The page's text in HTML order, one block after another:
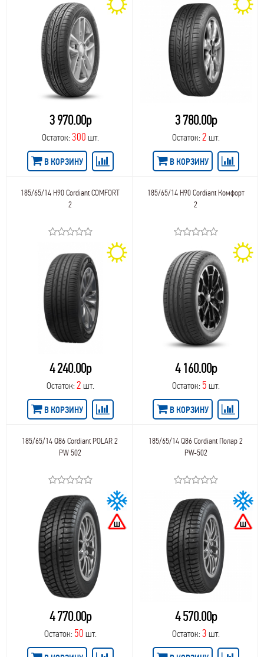
3 970.00р
Остаток: 300 шт.
В КОРЗИНУ
3 780.00р
Остаток:2 шт.
В КОРЗИНУ
185/65/14 H90 Cordiant COMFORT
2
4 240.00р
Остаток: 2 шт.
В КОРЗИНУ
185/65/14 H90 Cordiant Комфорт
2
4 160.00р
Остаток: 5 шт.
В КОРЗИНУ
185/65/14 Q86 Cordiant POLAR 2
PW 502
4 770.00р
Остаток: 50 шт.
185/65/14 Q86 Cordiant Полар 2
PW-502
4 570.00р
Остаток:3 шт.